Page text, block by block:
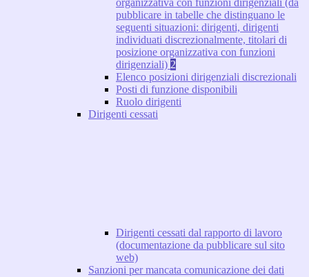
organizzativa con funzioni dirigenziali (da
pubblicare in tabelle che distinguano le
seguenti situazioni: dirigenti, dirigenti
individuati discrezionalmente, titolari di
posizione organizzativa con funzioni
dirigenziali) 2
Elenco posizioni dirigenziali discrezionali
Posti di funzione disponibili
Ruolo dirigenti
Dirigenti cessati
Dirigenti cessati dal rapporto di lavoro
(documentazione da pubblicare sul sito
web)
Sanzioni per mancata comunicazione dei dati